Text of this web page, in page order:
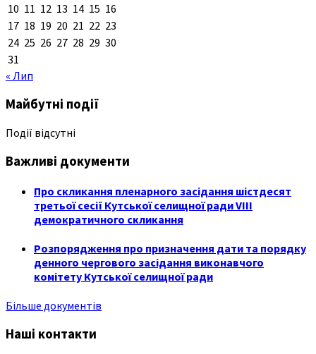
10 11 12 13 14 15 16
17 18 19 20 21 22 23
24 25 26 27 28 29 30
31
« Лип
Майбутні події
Події відсутні
Важливі документи
Про скликання пленарного засідання шістдесят
третьої сесії Кутської селищної ради VIII
демократичного скликання
Розпорядження про призначення дати та порядку
денного чергового засідання виконавчого
комітету Кутської селищної ради
Більше документів
Наші контакти